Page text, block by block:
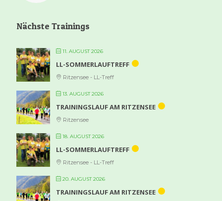
Nächste Trainings
11. AUGUST 2026
LL-SOMMERLAUFTREFF
Ritzensee - LL-Treff
13. AUGUST 2026
TRAININGSLAUF AM RITZENSEE
Ritzensee
18. AUGUST 2026
LL-SOMMERLAUFTREFF
Ritzensee - LL-Treff
20. AUGUST 2026
TRAININGSLAUF AM RITZENSEE